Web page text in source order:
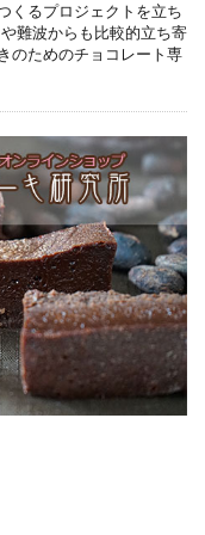
くるプロジェクトを立ち
難波からも比較的立ち寄
のためのチョコレート専